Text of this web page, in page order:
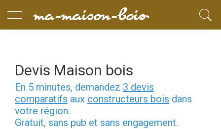
Devis Maison bois
En 5 minutes, demandez 3 devis
comparatifs aux constructeurs bois dans
votre région.
Gratuit, sans pub et sans engagement.